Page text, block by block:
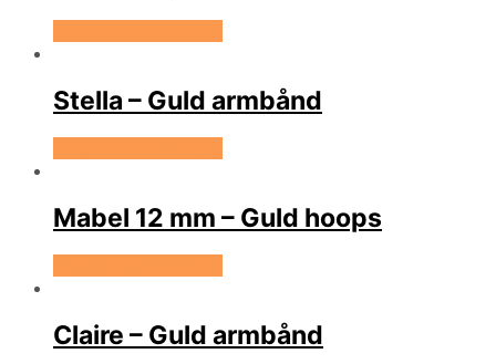
Stella – Guld armbånd
Mabel 12 mm – Guld hoops
Claire – Guld armbånd